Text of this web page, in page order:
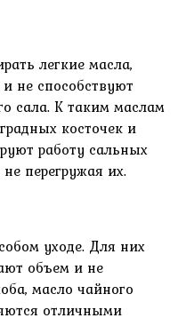
легкие масла‚
не способствуют
сала. К таким маслам
косточек и
работу сальных
перегружая их.
уходе. Для них
объем и не
масло чайного
отличными